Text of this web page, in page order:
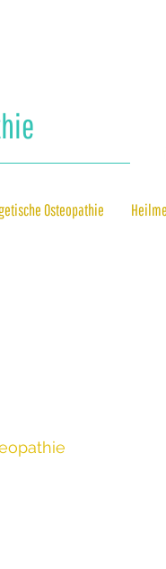
Osteopathie